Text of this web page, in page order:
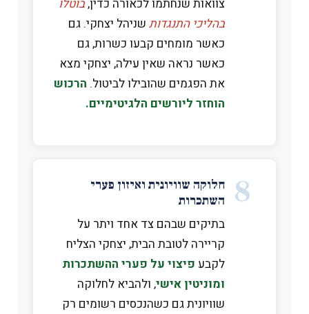
צוואות שנחתמו לכאורה כדין,בוטלו
בהליכי התנגדות שניהל יצחקי. גם
כאשר מומחים קבעו כשרות, גם
כאשר נראה שאין עילה, יצחקי מצא
את הפגמים שהובילו לביטול. הרכוש
הוחזר ליורשים הלגיטימיים.
8
חלוקה שוויונית ואיזון פערי
השתכרות
בתיקים שבהם צד אחד ויתר על
קריירה לטובת הבית, יצחקי הצליח
לקבע פיצוי על פערי ההשתכרות
ומוניטין אישי, ולהביא לחלוקה
שוויונית גם כשהנכסים רשומים רק